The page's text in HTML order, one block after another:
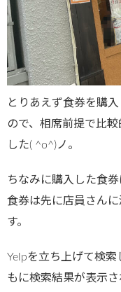
とりあえず食券を購
ので、相席前提で比
した( ^o^)ノ。
ちなみに購入した食
食券は先に店員さん
す。
Yelpを立ち上げて検
もに検索結果が表示さ